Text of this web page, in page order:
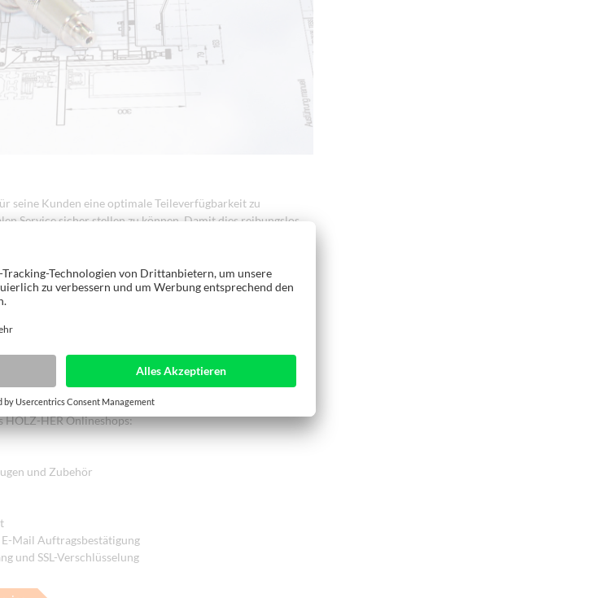
seine Kunden eine optimale Teileverfügbarkeit zu
Service sicher stellen zu können. Damit dies reibungslos
eine halbe Million Teile für Sie auf Lager und liefern diese
Onlineshop
Vielzahl an Möglichkeiten. Informieren Sie sich ausführlich
und Zubehör. Fragen Sie ganz aktuell Preise ab, bestellen Sie
ein - jederzeit und überall, alles nur einen Mausklick
HER Onlineshops:
und Zubehör
Mail Auftragsbestätigung
und SSL-Verschlüsselung